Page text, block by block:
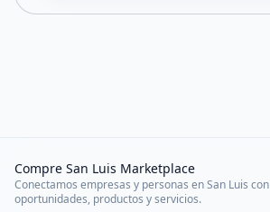
Compre San Luis Marketplace
Conectamos empresas y personas en San Luis con
oportunidades, productos y servicios.